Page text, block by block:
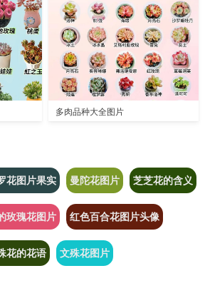
多肉品种大全图片
花图片果实 曼陀花图片 芝芝花的含义
玫瑰花图片 红色百合花图片头像
花的花语 文殊花图片